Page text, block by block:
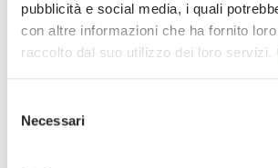
pubblicità e social media, i quali
con altre informazioni che ha fornito
raccolto dal suo utilizzo dei loro servizi.
delNecessari
ELETTROMARKET
MILANO Italia